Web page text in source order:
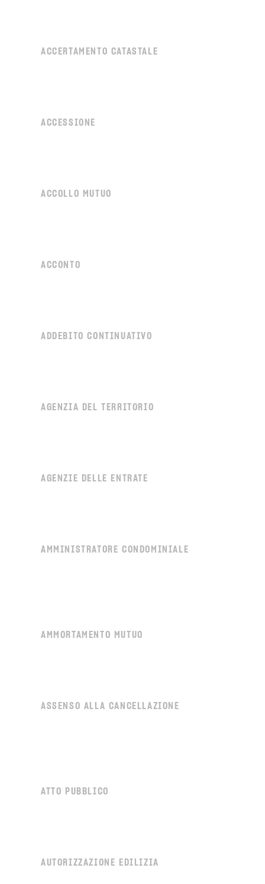
ACCERTAMENTO CATASTALE
ACCESSIONE
ACCOLLO MUTUO
ACCONTO
ADDEBITO CONTINUATIVO
AGENZIA DEL TERRITORIO
AGENZIE DELLE ENTRATE
AMMINISTRATORE CONDOMINIALE
AMMORTAMENTO MUTUO
ASSENSO ALLA CANCELLAZIONE
ATTO PUBBLICO
AUTORIZZAZIONE EDILIZIA